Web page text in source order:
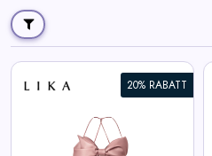
All
Daily 20% RABATT
Drapierte Pink-Minirock